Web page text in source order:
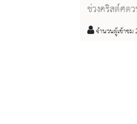
ช่วงคริสต์ศต
กับพระนครศ
จำนวนผู้เข้าชม